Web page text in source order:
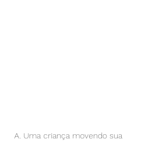
A. Uma criança movendo sua